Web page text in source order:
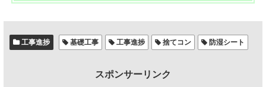
工事進捗 基礎工事 工事進捗 捨てコン 防湿シート
スポンサーリンク